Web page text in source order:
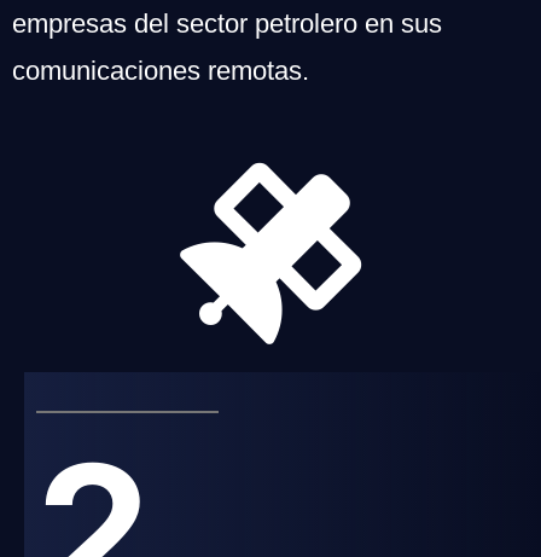
empresas del sector petrolero en sus
comunicaciones remotas.